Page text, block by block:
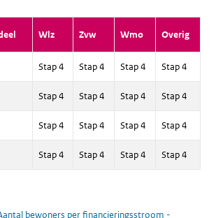
Wlz Zvw Wmo Overig
Stap 4 Stap 4 Stap 4 Stap 4
Stap 4 Stap 4 Stap 4 Stap 4
Stap 4 Stap 4 Stap 4 Stap 4
Stap 4 Stap 4 Stap 4 Stap 4
bewoners per financieringsstroom -